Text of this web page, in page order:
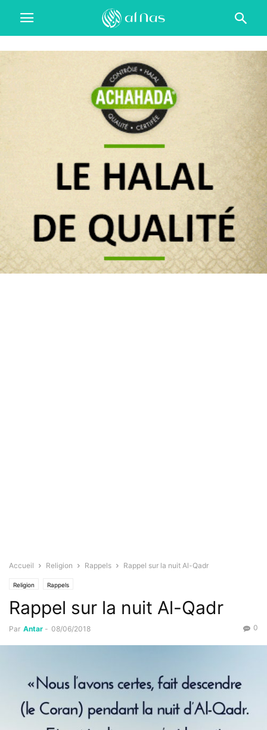
Accueil Religion Rappels Rappel sur la nuit Al-Qadr
Religion Rappels
Rappel sur la nuit Al-Qadr
Par Antar - 08/06/2018 0